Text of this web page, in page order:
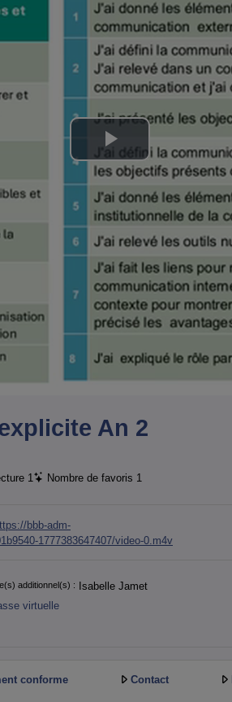
Lire
la
vidéo
An 2
1 Nombre de favoris 1
bbb-adm-
1777383647407/video-0.m4v
additionnel(s) : Isabelle Jamet
virtuelle
conforme Contact